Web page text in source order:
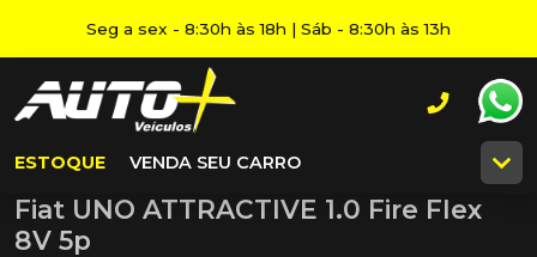
Seg a sex - 8:30h às 18h | Sáb - 8:30h às 13h
ESTOQUE VENDA SEU CARRO
Fiat UNO ATTRACTIVE 1.0 Fire Flex
8V 5p